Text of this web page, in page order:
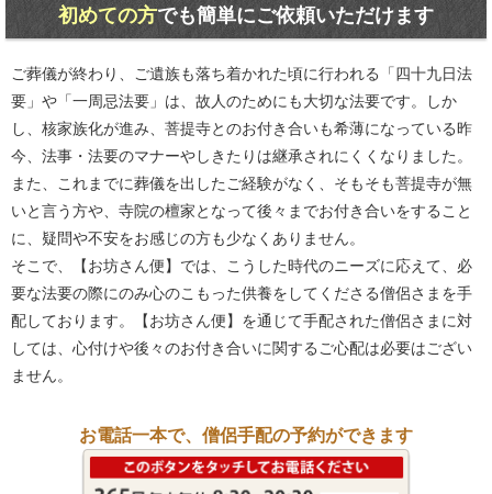
初めての方でも簡単にご依頼いただけます
ご葬儀が終わり、ご遺族も落ち着かれた頃に行われる「四十九日法
要」や「一周忌法要」は、故人のためにも大切な法要です。しか
し、核家族化が進み、菩提寺とのお付き合いも希薄になっている昨
今、法事・法要のマナーやしきたりは継承されにくくなりました。
また、これまでに葬儀を出したご経験がなく、そもそも菩提寺が無
いと言う方や、寺院の檀家となって後々までお付き合いをすること
に、疑問や不安をお感じの方も少なくありません。
そこで、【お坊さん便】では、こうした時代のニーズに応えて、必
要な法要の際にのみ心のこもった供養をしてくださる僧侶さまを手
配しております。【お坊さん便】を通じて手配された僧侶さまに対
しては、心付けや後々のお付き合いに関するご心配は必要はござい
ません。
お電話一本で、僧侶手配の予約ができます